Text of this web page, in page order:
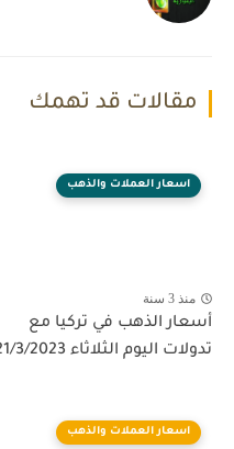
مقالات قد تهمك
اسعار العملات والذهب
منذ 3 سنة
أسعار الذهب في تركيا مع
تدولات اليوم الثلاثاء 21/3/2023
اسعار العملات والذهب